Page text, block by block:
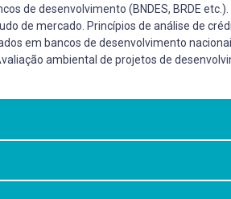
de desenvolvimento (BNDES, BRDE
de mercado. Princípios de análise de
em bancos de desenvolvimento
ambiental de projetos de
planejamento e projeto de investimentos